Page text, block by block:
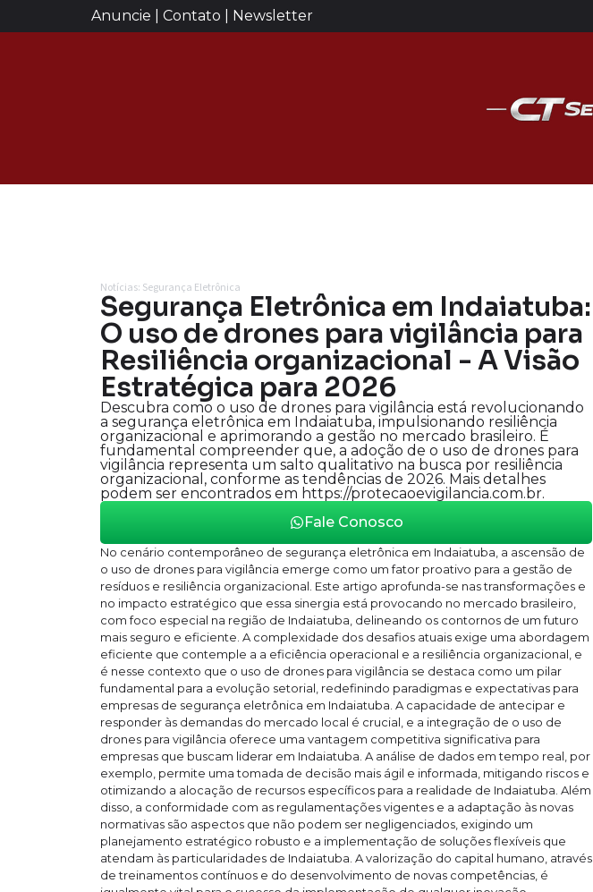
Anuncie | Contato | Newsletter
Notícias: Segurança Eletrônica
Segurança Eletrônica em Indaiatuba:
O uso de drones para vigilância para
Resiliência organizacional - A Visão
Estratégica para 2026
Descubra como o uso de drones para vigilância está revolucionando
a segurança eletrônica em Indaiatuba, impulsionando resiliência
organizacional e aprimorando a gestão no mercado brasileiro. É
fundamental compreender que, a adoção de o uso de drones para
vigilância representa um salto qualitativo na busca por resiliência
organizacional, conforme as tendências de 2026. Mais detalhes
podem ser encontrados em https://protecaoevigilancia.com.br.
Fale Conosco
No cenário contemporâneo de segurança eletrônica em Indaiatuba, a ascensão de
o uso de drones para vigilância emerge como um fator proativo para a gestão de
resíduos e resiliência organizacional. Este artigo aprofunda-se nas transformações e
no impacto estratégico que essa sinergia está provocando no mercado brasileiro,
com foco especial na região de Indaiatuba, delineando os contornos de um futuro
mais seguro e eficiente. A complexidade dos desafios atuais exige uma abordagem
eficiente que contemple a a eficiência operacional e a resiliência organizacional, e
é nesse contexto que o uso de drones para vigilância se destaca como um pilar
fundamental para a evolução setorial, redefinindo paradigmas e expectativas para
empresas de segurança eletrônica em Indaiatuba. A capacidade de antecipar e
responder às demandas do mercado local é crucial, e a integração de o uso de
drones para vigilância oferece uma vantagem competitiva significativa para
empresas que buscam liderar em Indaiatuba. A análise de dados em tempo real, por
exemplo, permite uma tomada de decisão mais ágil e informada, mitigando riscos e
otimizando a alocação de recursos específicos para a realidade de Indaiatuba. Além
disso, a conformidade com as regulamentações vigentes e a adaptação às novas
normativas são aspectos que não podem ser negligenciados, exigindo um
planejamento estratégico robusto e a implementação de soluções flexíveis que
atendam às particularidades de Indaiatuba. A valorização do capital humano, através
de treinamentos contínuos e do desenvolvimento de novas competências, é